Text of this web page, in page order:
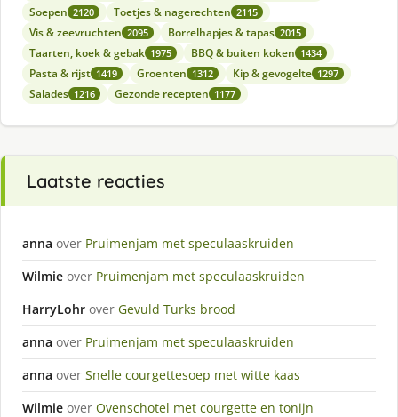
Soepen 2120 Toetjes & nagerechten 2115
Vis & zeevruchten 2095 Borrelhapjes & tapas 2015
Taarten, koek & gebak 1975 BBQ & buiten koken 1434
Pasta & rijst 1419 Groenten 1312 Kip & gevogelte 1297
Salades 1216 Gezonde recepten 1177
Laatste reacties
anna over Pruimenjam met speculaaskruiden
Wilmie over Pruimenjam met speculaaskruiden
HarryLohr over Gevuld Turks brood
anna over Pruimenjam met speculaaskruiden
anna over Snelle courgettesoep met witte kaas
Wilmie over Ovenschotel met courgette en tonijn